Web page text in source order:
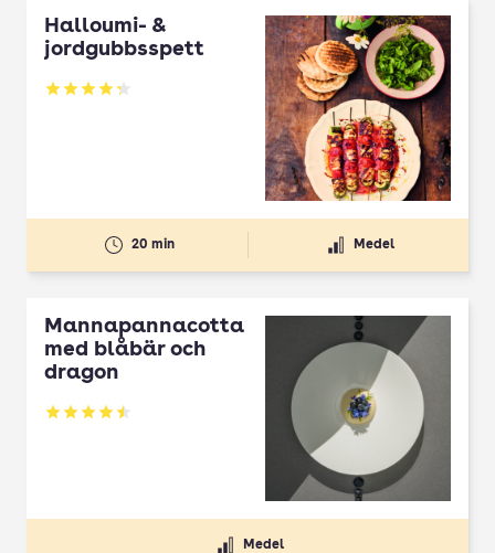
Halloumi- &
jordgubbsspett
Betyg: 4.3 av 5
20 min Medel
Mannapannacotta
med blåbär och
dragon
Betyg: 4.5 av 5
Medel